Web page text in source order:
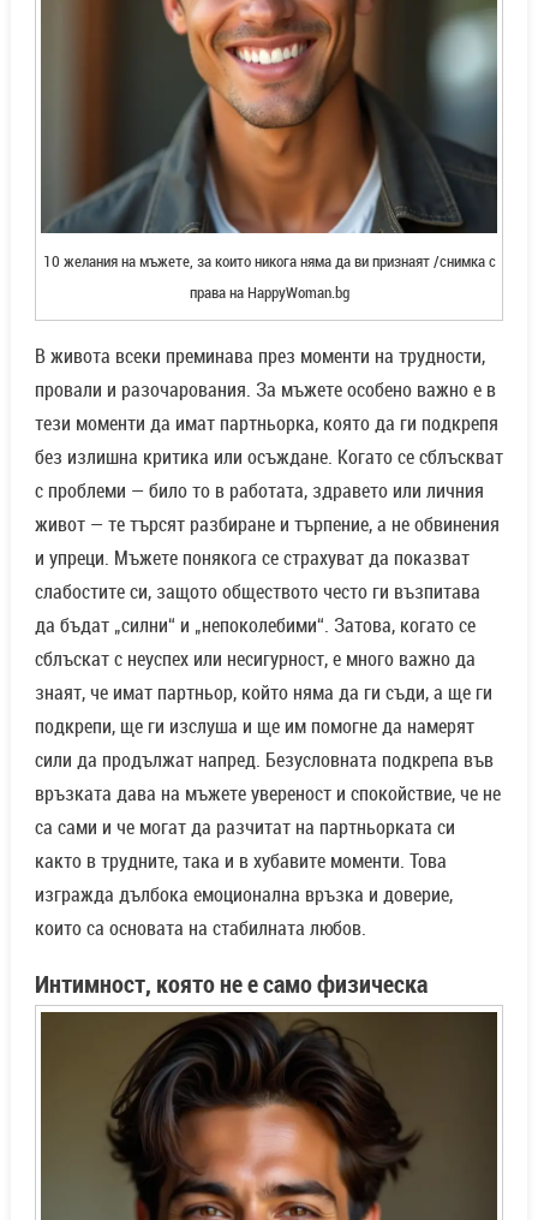
10 желания на мъжете, за които никога няма да ви признаят /снимка с
права на HappyWoman.bg
В живота всеки преминава през моменти на трудности,
провали и разочарования. За мъжете особено важно е в
тези моменти да имат партньорка, която да ги подкрепя
без излишна критика или осъждане. Когато се сблъскват
с проблеми — било то в работата, здравето или личния
живот — те търсят разбиране и търпение, а не обвинения
и упреци. Мъжете понякога се страхуват да показват
слабостите си, защото обществото често ги възпитава
да бъдат „силни“ и „непоколебими“. Затова, когато се
сблъскат с неуспех или несигурност, е много важно да
знаят, че имат партньор, който няма да ги съди, а ще ги
подкрепи, ще ги изслуша и ще им помогне да намерят
сили да продължат напред. Безусловната подкрепа във
връзката дава на мъжете увереност и спокойствие, че не
са сами и че могат да разчитат на партньорката си
както в трудните, така и в хубавите моменти. Това
изгражда дълбока емоционална връзка и доверие,
които са основата на стабилната любов.
Интимност, която не е само физическа